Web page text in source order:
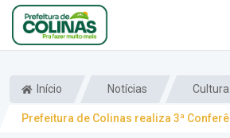
Início Notícias Cultura
Prefeitura de Colinas realiza 3ª